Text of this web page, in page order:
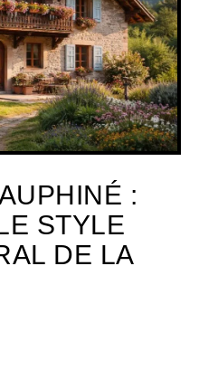
:
STYLE
DE LA